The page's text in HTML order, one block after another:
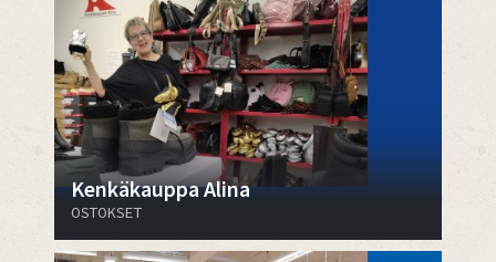
Kenkäkauppa Alina
OSTOKSET